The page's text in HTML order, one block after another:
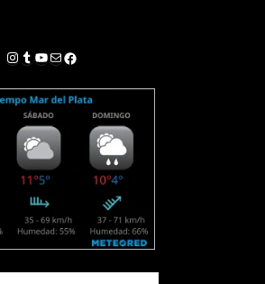
Instagram
Tumblr
YouTube
Correo electrónico
Facebook